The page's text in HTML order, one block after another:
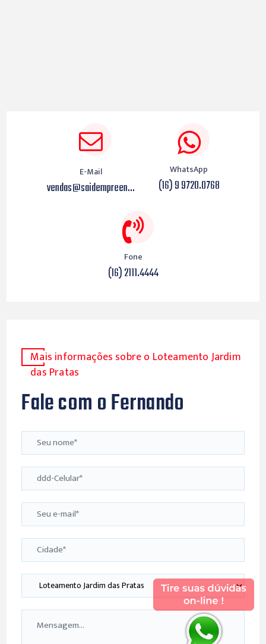
E-Mail
vendas@saidempreen...
WhatsApp
(16) 9 9720.0768
Fone
(16) 2111.4444
Mais informações sobre o Loteamento Jardim
das Pratas
Fale com o Fernando